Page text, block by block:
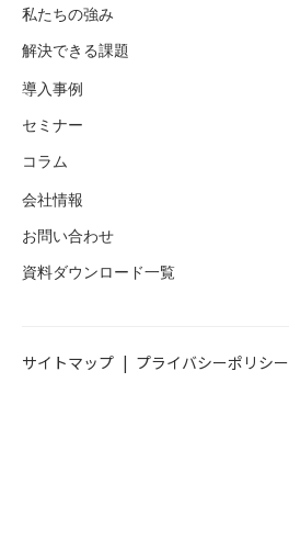
私たちの強み
解決できる課題
導入事例
セミナー
コラム
会社情報
お問い合わせ
資料ダウンロード一覧
サイトマップ プライバシーポリシー